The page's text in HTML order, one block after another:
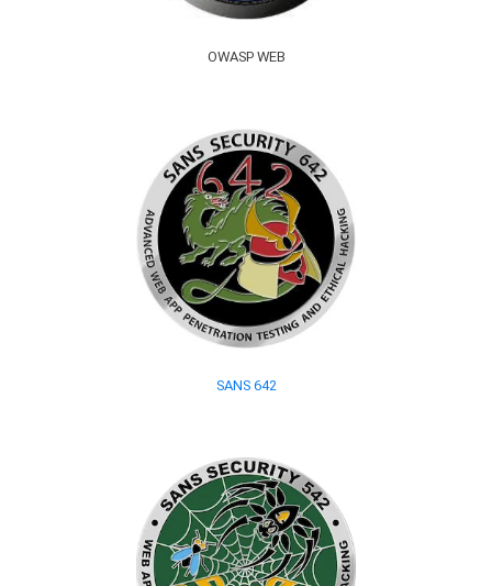
OWASP WEB
SANS 642